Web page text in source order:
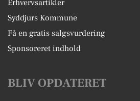
Erhvervsartikler
Syddjurs Kommune
Få en gratis salgsvurdering
Sponsoreret indhold
BLIV OPDATERET